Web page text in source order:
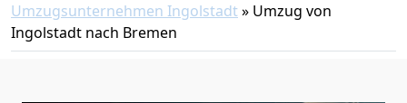
Umzugsunternehmen Ingolstadt» Umzug von
Ingolstadt nach Bremen